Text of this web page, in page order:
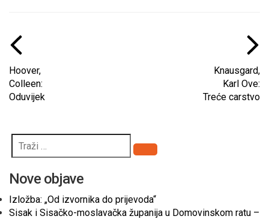
Hoover,
Colleen:
Oduvijek
Knausgard,
Karl Ove:
Treće carstvo
Pretraži
Nove objave
Izložba: „Od izvornika do prijevoda“
Sisak i Sisačko-moslavačka županija u Domovinskom ratu –